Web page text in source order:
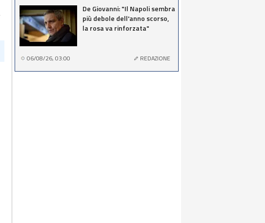
De Giovanni: "Il Napoli sembra
più debole dell'anno scorso,
la rosa va rinforzata"
06/08/26, 03:00 REDAZIONE